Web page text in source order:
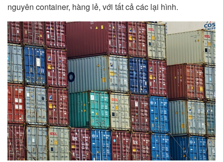
nguyên container, hàng lẻ, với tất cả các lại hình.